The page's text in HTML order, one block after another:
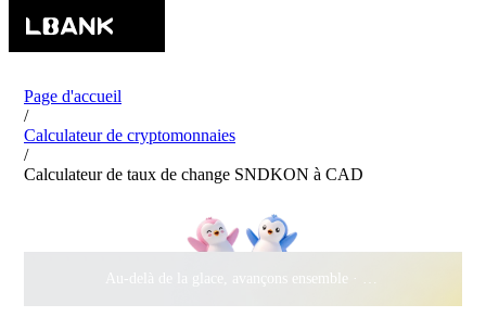
Page d'accueil
/
Calculateur de cryptomonnaies
/
Calculateur de taux de change SNDKON à CAD
Au-delà de la glace, avançons ensemble ·
500 000 $